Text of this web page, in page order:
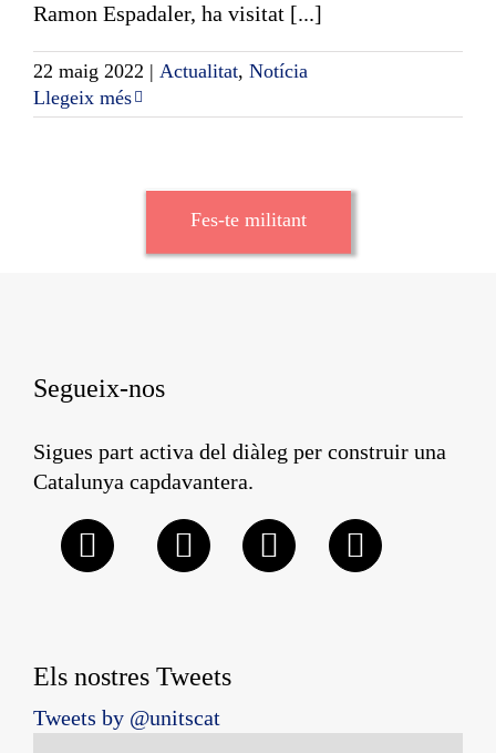
Cerca
…
Ramon Espadaler, ha visitat [...]
22 maig 2022 | Actualitat, Notícia
Llegeix més
Fes-te militant
Segueix-nos
Sigues part activa del diàleg per construir una
Catalunya capdavantera.
Els nostres Tweets
Tweets by @unitscat